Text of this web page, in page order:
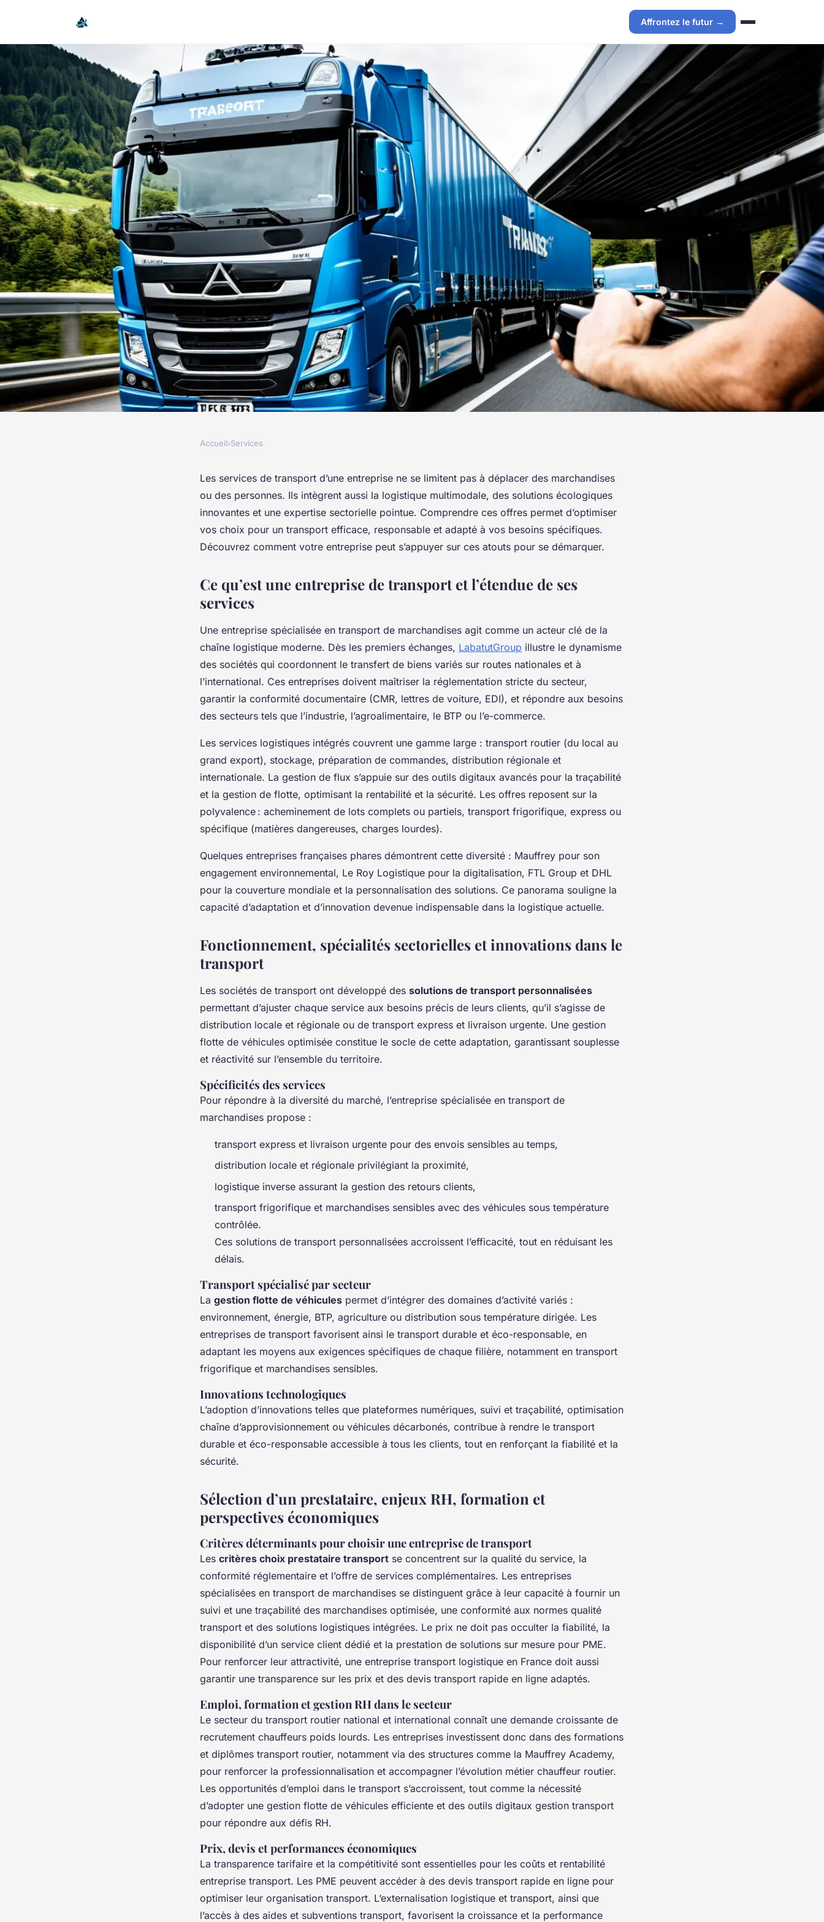
Affrontez le futur →
Services de transport : découvrez ce
que votre entreprise peut offrir
Accueil›Services
Les services de transport d’une entreprise ne se limitent pas à déplacer des marchandises
ou des personnes. Ils intègrent aussi la logistique multimodale, des solutions écologiques
innovantes et une expertise sectorielle pointue. Comprendre ces offres permet d’optimiser
vos choix pour un transport efficace, responsable et adapté à vos besoins spécifiques.
Découvrez comment votre entreprise peut s’appuyer sur ces atouts pour se démarquer.
Ce qu’est une entreprise de transport et l’étendue de ses
services
Une entreprise spécialisée en transport de marchandises agit comme un acteur clé de la
chaîne logistique moderne. Dès les premiers échanges, LabatutGroup illustre le dynamisme
des sociétés qui coordonnent le transfert de biens variés sur routes nationales et à
l’international. Ces entreprises doivent maîtriser la réglementation stricte du secteur,
garantir la conformité documentaire (CMR, lettres de voiture, EDI), et répondre aux besoins
des secteurs tels que l’industrie, l’agroalimentaire, le BTP ou l’e-commerce.
Les services logistiques intégrés couvrent une gamme large : transport routier (du local au
grand export), stockage, préparation de commandes, distribution régionale et
internationale. La gestion de flux s’appuie sur des outils digitaux avancés pour la traçabilité
et la gestion de flotte, optimisant la rentabilité et la sécurité. Les offres reposent sur la
polyvalence : acheminement de lots complets ou partiels, transport frigorifique, express ou
spécifique (matières dangereuses, charges lourdes).
Quelques entreprises françaises phares démontrent cette diversité : Mauffrey pour son
engagement environnemental, Le Roy Logistique pour la digitalisation, FTL Group et DHL
pour la couverture mondiale et la personnalisation des solutions. Ce panorama souligne la
capacité d’adaptation et d’innovation devenue indispensable dans la logistique actuelle.
Fonctionnement, spécialités sectorielles et innovations dans le
transport
Les sociétés de transport ont développé des solutions de transport personnalisées
permettant d’ajuster chaque service aux besoins précis de leurs clients, qu’il s’agisse de
distribution locale et régionale ou de transport express et livraison urgente. Une gestion
flotte de véhicules optimisée constitue le socle de cette adaptation, garantissant souplesse
et réactivité sur l’ensemble du territoire.
Spécificités des services
Pour répondre à la diversité du marché, l’entreprise spécialisée en transport de
marchandises propose :
transport express et livraison urgente pour des envois sensibles au temps,
distribution locale et régionale privilégiant la proximité,
logistique inverse assurant la gestion des retours clients,
transport frigorifique et marchandises sensibles avec des véhicules sous température
contrôlée.
Ces solutions de transport personnalisées accroissent l’efficacité, tout en réduisant les
délais.
Transport spécialisé par secteur
La gestion flotte de véhicules permet d’intégrer des domaines d’activité variés :
environnement, énergie, BTP, agriculture ou distribution sous température dirigée. Les
entreprises de transport favorisent ainsi le transport durable et éco-responsable, en
adaptant les moyens aux exigences spécifiques de chaque filière, notamment en transport
frigorifique et marchandises sensibles.
Innovations technologiques
L’adoption d’innovations telles que plateformes numériques, suivi et traçabilité, optimisation
chaîne d’approvisionnement ou véhicules décarbonés, contribue à rendre le transport
durable et éco-responsable accessible à tous les clients, tout en renforçant la fiabilité et la
sécurité.
Sélection d’un prestataire, enjeux RH, formation et
perspectives économiques
Critères déterminants pour choisir une entreprise de transport
Les critères choix prestataire transport se concentrent sur la qualité du service, la
conformité réglementaire et l’offre de services complémentaires. Les entreprises
spécialisées en transport de marchandises se distinguent grâce à leur capacité à fournir un
suivi et une traçabilité des marchandises optimisée, une conformité aux normes qualité
transport et des solutions logistiques intégrées. Le prix ne doit pas occulter la fiabilité, la
disponibilité d’un service client dédié et la prestation de solutions sur mesure pour PME.
Pour renforcer leur attractivité, une entreprise transport logistique en France doit aussi
garantir une transparence sur les prix et des devis transport rapide en ligne adaptés.
Emploi, formation et gestion RH dans le secteur
Le secteur du transport routier national et international connaît une demande croissante de
recrutement chauffeurs poids lourds. Les entreprises investissent donc dans des formations
et diplômes transport routier, notamment via des structures comme la Mauffrey Academy,
pour renforcer la professionnalisation et accompagner l’évolution métier chauffeur routier.
Les opportunités d’emploi dans le transport s’accroissent, tout comme la nécessité
d’adopter une gestion flotte de véhicules efficiente et des outils digitaux gestion transport
pour répondre aux défis RH.
Prix, devis et performances économiques
La transparence tarifaire et la compétitivité sont essentielles pour les coûts et rentabilité
entreprise transport. Les PME peuvent accéder à des devis transport rapide en ligne pour
optimiser leur organisation transport. L’externalisation logistique et transport, ainsi que
l’accès à des aides et subventions transport, favorisent la croissance et la performance